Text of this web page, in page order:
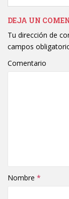
DEJA UN
Tu dirección de
campos
Comentario
Nombre *